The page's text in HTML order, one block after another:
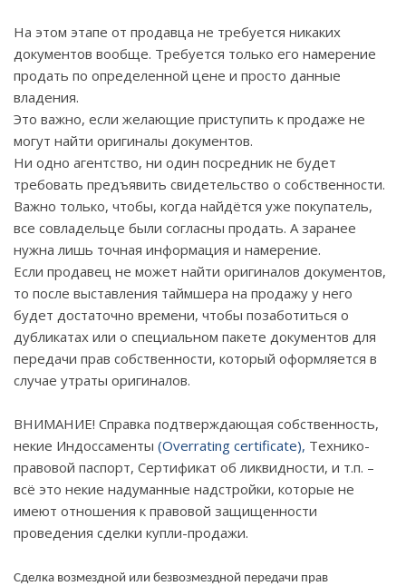
На этом этапе от продавца не требуется никаких
документов вообще. Требуется только его намерение
продать по определенной цене и просто данные
владения.
Это важно, если желающие приступить к продаже не
могут найти оригиналы документов.
Ни одно агентство, ни один посредник не будет
требовать предъявить свидетельство о собственности.
Важно только, чтобы, когда найдётся уже покупатель,
все совладельце были согласны продать. А заранее
нужна лишь точная информация и намерение.
Если продавец не может найти оригиналов документов,
то после выставления таймшера на продажу у него
будет достаточно времени, чтобы позаботиться о
дубликатах или о специальном пакете документов для
передачи прав собственности, который оформляется в
случае утраты оригиналов.
ВНИМАНИЕ! Справка подтверждающая собственность,
некие Индоссаменты (Overrating certificate), Технико-
правовой паспорт, Сертификат об ликвидности, и т.п. –
всё это некие надуманные надстройки, которые не
имеют отношения к правовой защищенности
проведения сделки купли-продажи.
Сделка возмездной или безвозмездной передачи прав